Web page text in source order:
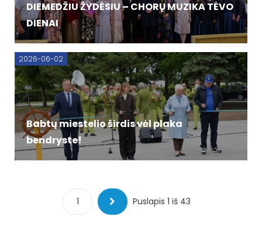
DIEMEDŽIU ŽYDĖSIU – CHORŲ MUZIKA TĖVO
DIENAI
Babtų miestelio širdis vėl plaka
bendryste!
2026-06-02
1 Next Puslapis 1 iš 43